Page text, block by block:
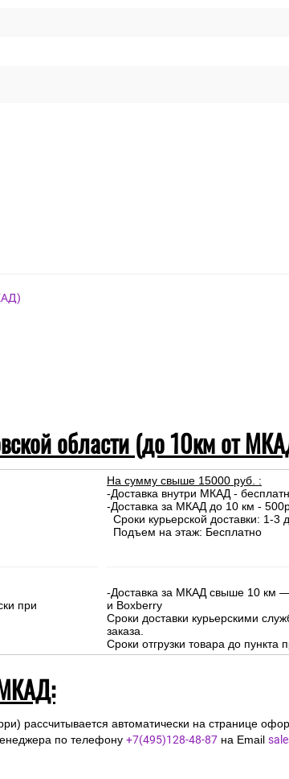
области (до 10км от
при
На сумму свыше 15000 руб. :
-Доставка внутри МКАД -
-Доставка за МКАД до 10 км -
Сроки курьерской доставки: 1-3
Подъем на этаж: Бесплатно
-Доставка за МКАД свыше 10 км —
и Boxberry
Сроки доставки курьерскими
заказа.
Сроки отгрузки товара до пункта
рассчитывается автоматически на странице
по телефону +7(495)128-48-87 на Email